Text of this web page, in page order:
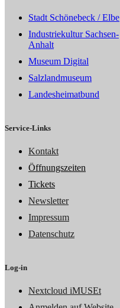
Stadt Schönebeck / Elbe
Industriekultur Sachsen-
Anhalt
Museum Digital
Salzlandmuseum
Landesheimatbund
Service-Links
Kontakt
Öffnungszeiten
Tickets
Newsletter
Impressum
Datenschutz
Log-in
Nextcloud iMUSEt